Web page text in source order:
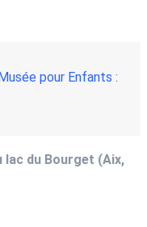
pour Enfants :
lac du Bourget (Aix,